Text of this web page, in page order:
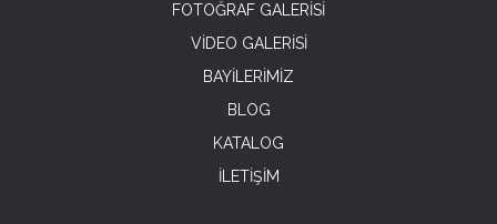
FOTOĞRAF GALERİSİ
VİDEO GALERİSİ
BAYİLERİMİZ
BLOG
KATALOG
İLETİŞİM